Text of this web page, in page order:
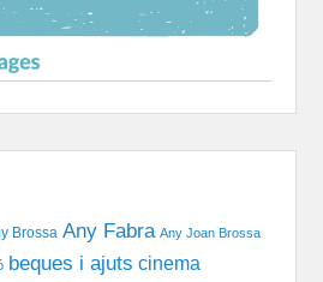
Brossa Any Fabra Any Joan Brossa
beques i ajuts cinema